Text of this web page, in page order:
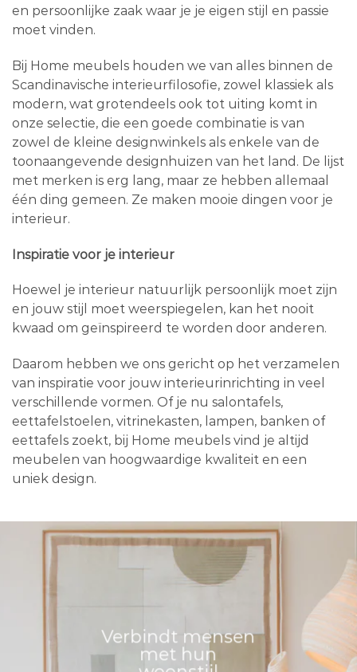
en persoonlijke zaak waar je je eigen stijl en passie
moet vinden.
Bij Home meubels houden we van alles binnen de
Scandinavische interieurfilosofie, zowel klassiek als
modern, wat grotendeels ook tot uiting komt in
onze selectie, die een goede combinatie is van
zowel de kleine designwinkels als enkele van de
toonaangevende designhuizen van het land. De lijst
met merken is erg lang, maar ze hebben allemaal
één ding gemeen. Ze maken mooie dingen voor je
interieur.
Inspiratie voor je interieur
Hoewel je interieur natuurlijk persoonlijk moet zijn
en jouw stijl moet weerspiegelen, kan het nooit
kwaad om geïnspireerd te worden door anderen.
Daarom hebben we ons gericht op het verzamelen
van inspiratie voor jouw interieurinrichting in veel
verschillende vormen. Of je nu salontafels,
eettafelstoelen, vitrinekasten, lampen, banken of
eettafels zoekt, bij Home meubels vind je altijd
meubelen van hoogwaardige kwaliteit en een
uniek design.
Verbindt mensen
met hun